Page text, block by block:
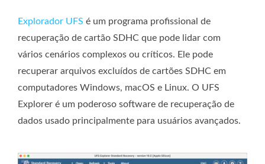
Explorador UFS é um programa profissional de
recuperação de cartão SDHC que pode lidar com
vários cenários complexos ou críticos. Ele pode
recuperar arquivos excluídos de cartões SDHC em
computadores Windows, macOS e Linux. O UFS
Explorer é um poderoso software de recuperação de
dados usado principalmente para usuários avançados.